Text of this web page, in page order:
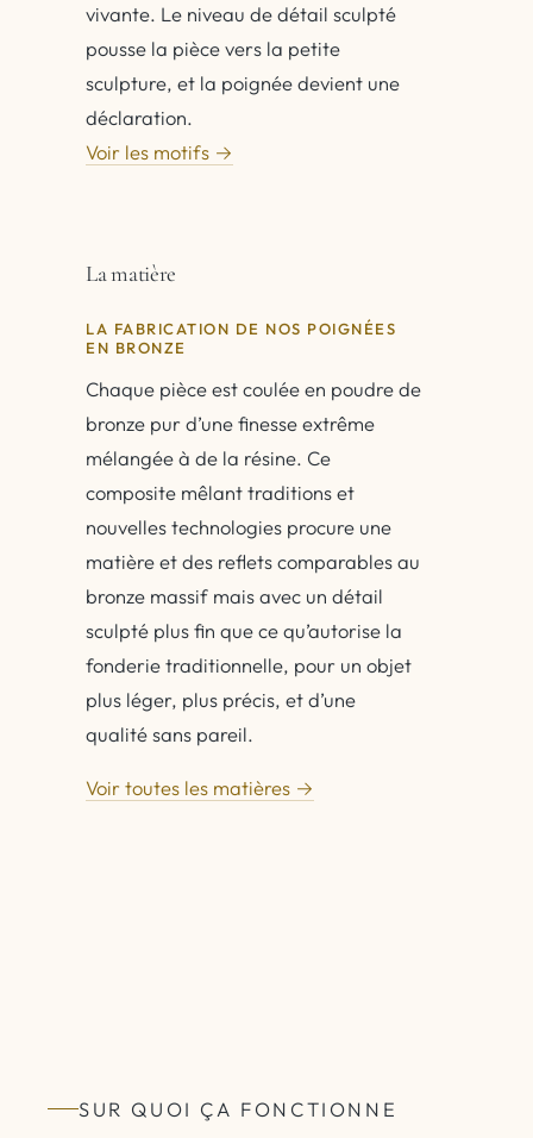
vivante. Le niveau de détail sculpté
pousse la pièce vers la petite
sculpture, et la poignée devient une
déclaration.
Voir les motifs →
La matière
LA FABRICATION DE NOS POIGNÉES
EN BRONZE
Chaque pièce est coulée en poudre de
bronze pur d’une finesse extrême
mélangée à de la résine. Ce
composite mêlant traditions et
nouvelles technologies procure une
matière et des reflets comparables au
bronze massif mais avec un détail
sculpté plus fin que ce qu’autorise la
fonderie traditionnelle, pour un objet
plus léger, plus précis, et d’une
qualité sans pareil.
Voir toutes les matières →
SUR QUOI ÇA FONCTIONNE